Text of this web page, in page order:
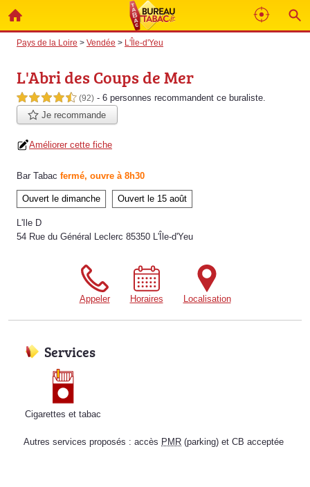
Pays de la Loire > Vendée > L'Île-d'Yeu
L'Abri des Coups de Mer
4,5 étoiles sur 5 (92) - 6 personnes recommandent ce buraliste.
Je recommande
Améliorer cette fiche
Bar Tabac fermé, ouvre à 8h30
Ouvert le dimanche Ouvert le 15 août
L'Ile D
54 Rue du Général Leclerc 85350 L'Île-d'Yeu
Appeler Horaires Localisation
Services
Cigarettes et tabac
Autres services proposés : accès PMR (parking) et CB acceptée